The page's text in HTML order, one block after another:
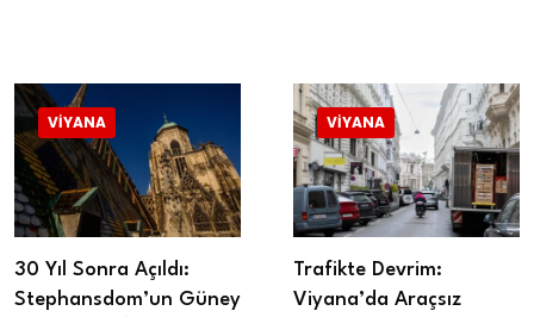
VIYANA
30 Yıl Sonra Açıldı:
Stephansdom’un Güney
VIYANA
Trafikte Devrim:
Viyana’da Araçsız